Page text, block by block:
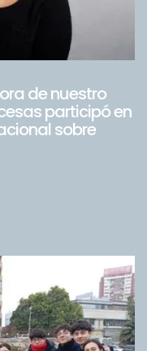
de nuestro
participó en
sobre